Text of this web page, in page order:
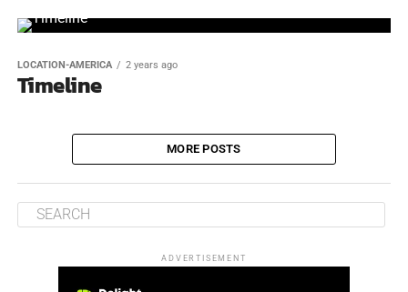
LOCATION-AMERICA 2 years ago
Timeline
MORE POSTS
ADVERTISEMENT